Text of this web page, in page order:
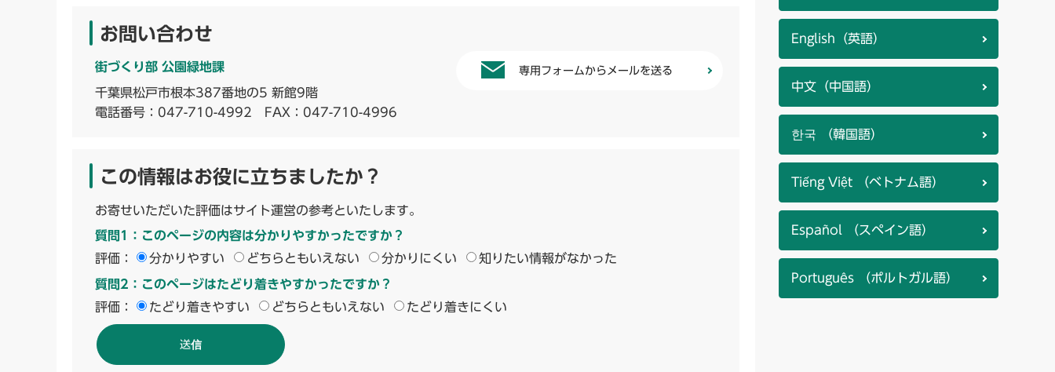
お問い合わせ
街づくり部 公園緑地課
千葉県松戸市根本387番地の5 新館9階
電話番号： 047-710-4992 FAX：047-710-4996
専用フォームからメールを送る
この情報はお役に立ちましたか？
お寄せいただいた評価はサイト運営の参考といたします。
質問1：このページの内容は分かりやすかったですか？
評価：
分かりやすい どちらともいえない 分かりにくい 知りたい情報がなかった
質問2：このページはたどり着きやすかったですか？
評価：
たどり着きやすい どちらともいえない たどり着きにくい
English（英語）
中文（中国語）
한국 （韓国語）
Tiếng Việt （ベトナム語）
Español （スペイン語）
Português （ポルトガル語）